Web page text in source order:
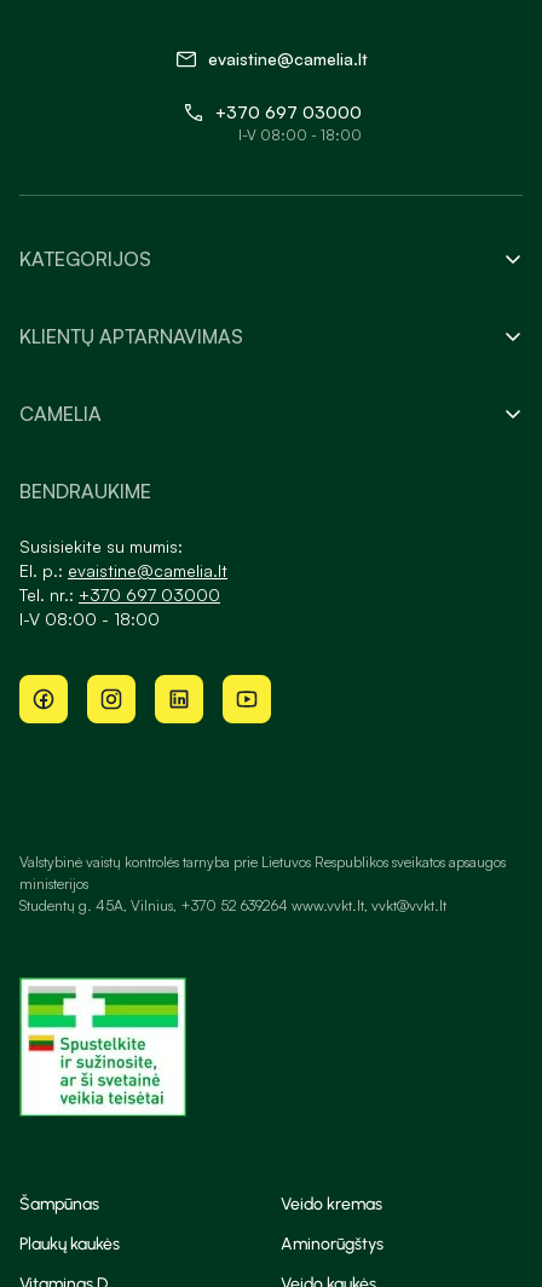
evaistine@camelia.lt
+370 697 03000
I-V 08:00 - 18:00
KATEGORIJOS
KLIENTŲ APTARNAVIMAS
CAMELIA
BENDRAUKIME
Susisiekite su mumis:
El. p.: evaistine@camelia.lt
Tel. nr.: +370 697 03000
I-V 08:00 - 18:00
Valstybinė vaistų kontrolės tarnyba prie Lietuvos Respublikos sveikatos apsaugos
ministerijos
Studentų g. 45A, Vilnius, +370 52 639264 www.vvkt.lt, vvkt@vvkt.lt
Šampūnas
Veido kremas
Plaukų kaukės
Aminorūgštys